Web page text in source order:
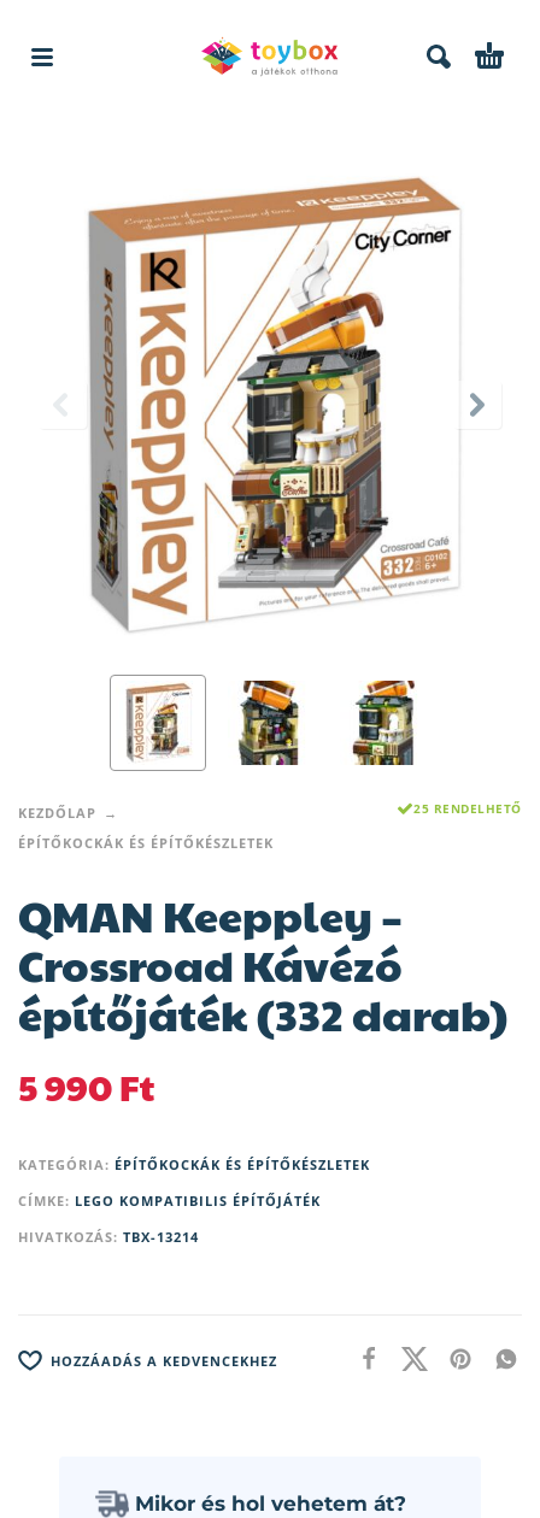
KEZDŐLAP
ÉPÍTŐKOCKÁK ÉS ÉPÍTŐKÉSZLETEK
25 RENDELHETŐ
QMAN Keeppley –
Crossroad Kávézó
építőjáték (332 darab)
5 990Ft
KATEGÓRIA: ÉPÍTŐKOCKÁK ÉS ÉPÍTŐKÉSZLETEK
CÍMKE: LEGO KOMPATIBILIS ÉPÍTŐJÁTÉK
HIVATKOZÁS: TBX-13214
HOZZÁADÁS A KEDVENCEKHEZ
Mikor és hol vehetem át?